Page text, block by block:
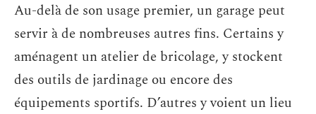
Au-delà de son usage premier, un garage peut
servir à de nombreuses autres fins. Certains y
aménagent un atelier de bricolage, y stockent
des outils de jardinage ou encore des
équipements sportifs. D’autres y voient un lieu